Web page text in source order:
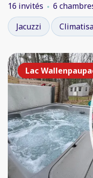
16 invités 6
Jacuzzi
Lac